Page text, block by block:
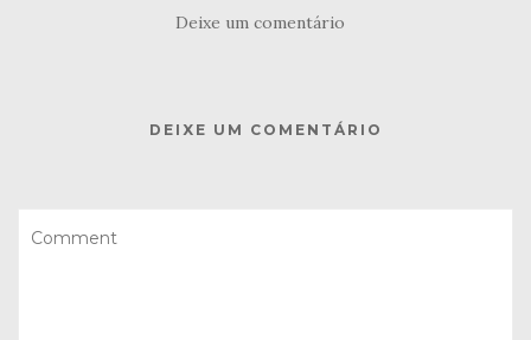
Deixe um comentário
DEIXE UM COMENTÁRIO